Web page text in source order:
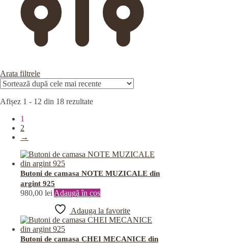
Arata filtrele
Afișez 1 - 12 din 18 rezultate
1
2
→
Butoni de camasa NOTE MUZICALE din
argint 925
980,00 lei Adaugă în coș
Adauga la favorite
Butoni de camasa CHEI MECANICE din